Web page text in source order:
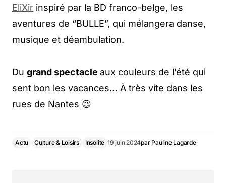
EliXir inspiré par la BD franco-belge, les
aventures de “BULLE”, qui mélangera danse,
musique et déambulation.
Du grand spectacle aux couleurs de l’été qui
sent bon les vacances… À très vite dans les
rues de Nantes 😉
Actu Culture & Loisirs Insolite 19 juin 2024par Pauline Lagarde